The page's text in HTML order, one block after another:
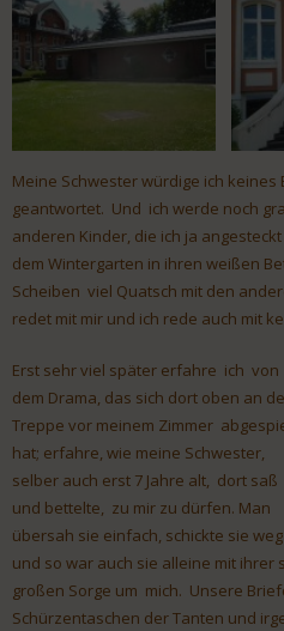
Meine Schwester würdige ich keines
geantwortet. Und ich werde noch
anderen Kinder, die ich ja
dem Wintergarten in ihren weißen
Scheiben viel Quatsch mit den
redet mit mir und ich rede auch mit
Erst sehr viel später erfahre ich von
dem Drama, das sich dort oben an
Treppe vor meinem Zimmer
hat; erfahre, wie meine Schwester,
selber auch erst 7 Jahre alt, dort saß
und bettelte, zu mir zu dürfen. Man
übersah sie einfach, schickte sie weg
und so war auch sie alleine mit ihrer
großen Sorge um mich. Unsere
Schürzentaschen der Tanten und